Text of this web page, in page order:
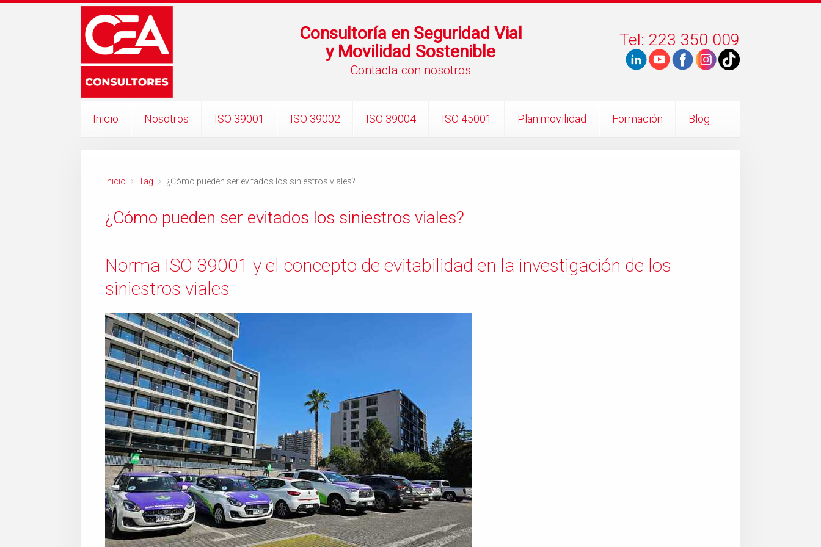
Consultoría en Seguridad Vial
y Movilidad Sostenible
Contacta con nosotros
Tel: 223 350 009
Inicio Nosotros ISO 39001 ISO 39002 ISO 39004 ISO 45001 Plan movilidad Formación Blog
Inicio Tag ¿Cómo pueden ser evitados los siniestros viales?
¿Cómo pueden ser evitados los siniestros viales?
Norma ISO 39001 y el concepto de evitabilidad en la investigación de los
siniestros viales